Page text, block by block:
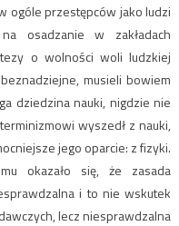
ogóle przestępców jako ludzi
osadzanie w zakładach
o wolności woli ludzkiej
musieli bowiem
dziedzina nauki, nigdzie nie
wyszedł z nauki,
jego oparcie: z fizyki.
okazało się, że zasada
i to nie wskutek
lecz niesprawdzalna